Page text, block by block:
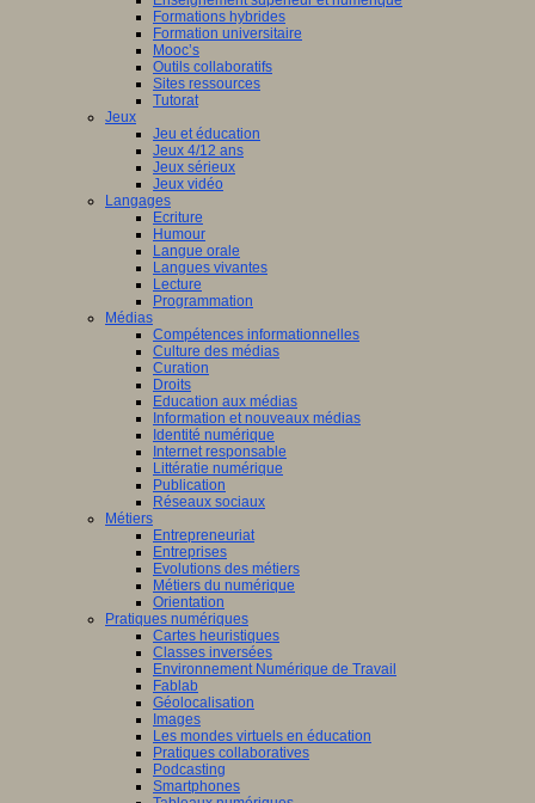
Formations hybrides
Formation universitaire
Mooc’s
Outils collaboratifs
Sites ressources
Tutorat
Jeux
Jeu et éducation
Jeux 4/12 ans
Jeux sérieux
Jeux vidéo
Langages
Ecriture
Humour
Langue orale
Langues vivantes
Lecture
Programmation
Médias
Compétences informationnelles
Culture des médias
Curation
Droits
Education aux médias
Information et nouveaux médias
Identité numérique
Internet responsable
Littératie numérique
Publication
Réseaux sociaux
Métiers
Entrepreneuriat
Entreprises
Evolutions des métiers
Métiers du numérique
Orientation
Pratiques numériques
Cartes heuristiques
Classes inversées
Environnement Numérique de Travail
Fablab
Géolocalisation
Images
Les mondes virtuels en éducation
Pratiques collaboratives
Podcasting
Smartphones